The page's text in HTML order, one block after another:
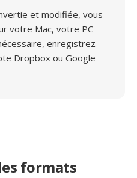
et modifiée, vous
votre Mac, votre PC
enregistrez
Dropbox ou Google
formats